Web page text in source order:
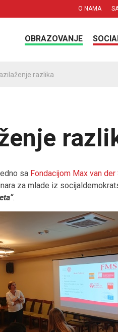
O NAMA
OBRAZOVANJE
razlika
sa Fondacijom Max van
za mlade iz
.